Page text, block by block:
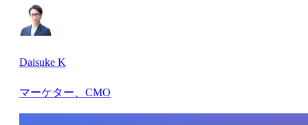
Daisuke K
マーケター、CMO